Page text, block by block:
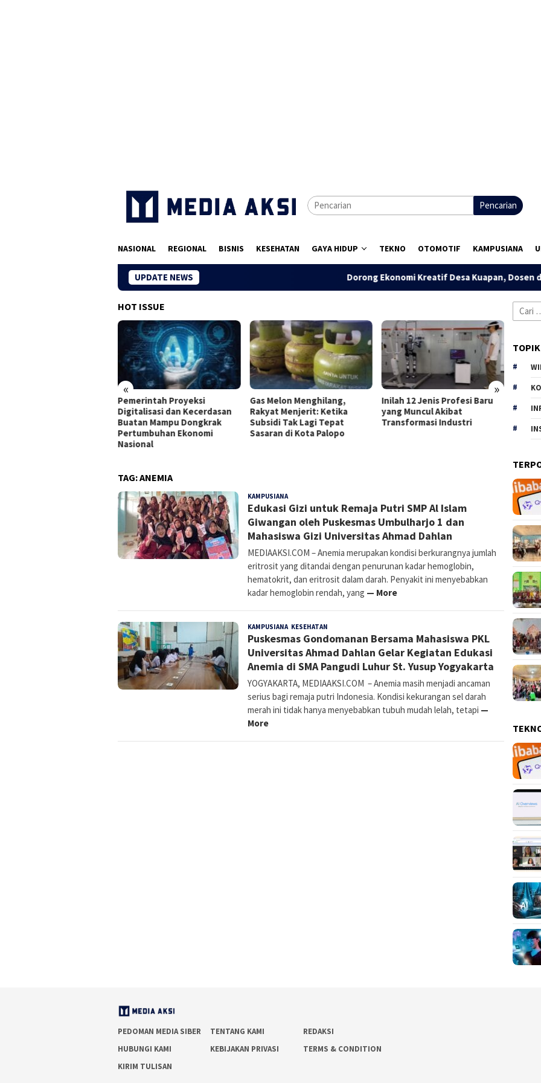
Pencarian
NASIONAL REGIONAL BISNIS KESEHATAN GAYA HIDUP TEKNO OTOMOTIF KAMPUSIANA
UPDATE NEWS Dorong Ekonomi Kreatif Desa Kuapan, Dosen dan
HOT ISSUE
« »
Pemerintah Proyeksi
Digitalisasi dan Kecerdasan
Buatan Mampu Dongkrak
Pertumbuhan Ekonomi
Nasional
Gas Melon Menghilang,
Rakyat Menjerit: Ketika
Subsidi Tak Lagi Tepat
Sasaran di Kota Palopo
Inilah 12 Jenis Profesi Baru
yang Muncul Akibat
Transformasi Industri
The Dune
Baru Sun
yang
TAG:ANEMIA
KAMPUSIANADenny
Kurnia
Edukasi Gizi untuk Remaja Putri SMP Al Islam
Giwangan oleh Puskesmas Umbulharjo 1 dan
Mahasiswa Gizi Universitas Ahmad Dahlan
MEDIAAKSI.COM – Anemia merupakan kondisi berkurangnya jumlah
eritrosit yang ditandai dengan penurunan kadar hemoglobin,
hematokrit, dan eritrosit dalam darah. Penyakit ini menyebabkan
kadar hemoglobin rendah, yang — More
KAMPUSIANA, KESEHATAN
Kurnia
Puskesmas Gondomanan Bersama Mahasiswa PKL
Universitas Ahmad Dahlan Gelar Kegiatan Edukasi
Anemia di SMA Pangudi Luhur St. Yusup Yogyakarta
YOGYAKARTA, MEDIAAKSI.COM – Anemia masih menjadi ancaman
serius bagi remaja putri Indonesia. Kondisi kekurangan sel darah
merah ini tidak hanya menyebabkan tubuh mudah lelah, tetapi —
More
Cari
untuk:
PEDOMAN MEDIA SIBER TENTANG KAMI
REDAKSI
HUBUNGI KAMI
KEBIJAKAN PRIVASI
TERMS & CONDITION
KIRIM TULISAN